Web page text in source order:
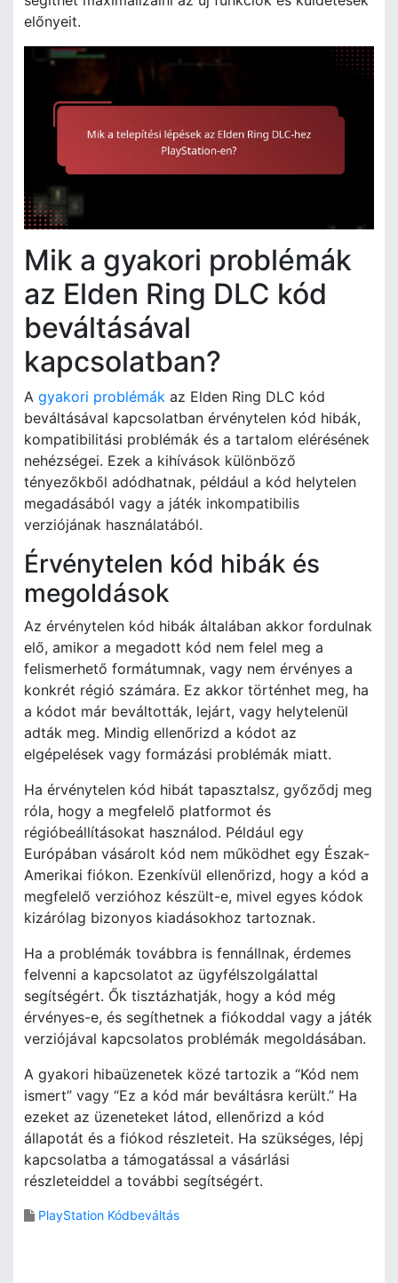
előnyeit.
Mik a gyakori problémák
az Elden Ring DLC kód
beváltásával
kapcsolatban?
A gyakori problémák az Elden Ring DLC kód
beváltásával kapcsolatban érvénytelen kód hibák,
kompatibilitási problémák és a tartalom elérésének
nehézségei. Ezek a kihívások különböző
tényezőkből adódhatnak, például a kód helytelen
megadásából vagy a játék inkompatibilis
verziójának használatából.
Érvénytelen kód hibák és
megoldások
Az érvénytelen kód hibák általában akkor fordulnak
elő, amikor a megadott kód nem felel meg a
felismerhető formátumnak, vagy nem érvényes a
konkrét régió számára. Ez akkor történhet meg, ha
a kódot már beváltották, lejárt, vagy helytelenül
adták meg. Mindig ellenőrizd a kódot az
elgépelések vagy formázási problémák miatt.
Ha érvénytelen kód hibát tapasztalsz, győződj meg
róla, hogy a megfelelő platformot és
régióbeállításokat használod. Például egy
Európában vásárolt kód nem működhet egy Észak-
Amerikai fiókon. Ezenkívül ellenőrizd, hogy a kód a
megfelelő verzióhoz készült-e, mivel egyes kódok
kizárólag bizonyos kiadásokhoz tartoznak.
Ha a problémák továbbra is fennállnak, érdemes
felvenni a kapcsolatot az ügyfélszolgálattal
segítségért. Ők tisztázhatják, hogy a kód még
érvényes-e, és segíthetnek a fiókoddal vagy a játék
verziójával kapcsolatos problémák megoldásában.
A gyakori hibaüzenetek közé tartozik a “Kód nem
ismert” vagy “Ez a kód már beváltásra került.” Ha
ezeket az üzeneteket látod, ellenőrizd a kód
állapotát és a fiókod részleteit. Ha szükséges, lépj
kapcsolatba a támogatással a vásárlási
részleteiddel a további segítségért.
PlayStation Kódbeváltás